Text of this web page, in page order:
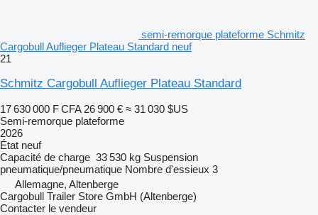
semi-remorque plateforme Schmitz
Cargobull Auflieger Plateau Standard neuf
21
Schmitz Cargobull Auflieger Plateau Standard
17 630 000 F CFA 26 900 € ≈ 31 030 $US
Semi-remorque plateforme
2026
État neuf
Capacité de charge 33 530 kg Suspension
pneumatique/pneumatique Nombre d'essieux 3
Allemagne, Altenberge
Cargobull Trailer Store GmbH (Altenberge)
Contacter le vendeur